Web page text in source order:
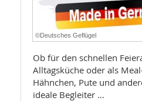
©Deutsches Geflügel
Ob für den schnellen
Alltagsküche oder als
Hähnchen, Pute und
ideale Begleiter …